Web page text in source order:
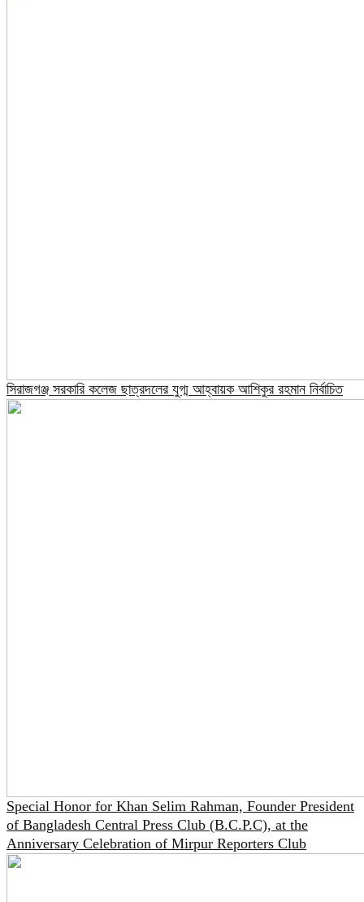
সিরাজগঞ্জ সরকারি কলেজ ছাত্রদলের যুগ্ম আহ্বায়ক আশিকুর রহমান নির্বাচিত
Special Honor for Khan Selim Rahman, Founder President
of Bangladesh Central Press Club (B.C.P.C), at the
Anniversary Celebration of Mirpur Reporters Club